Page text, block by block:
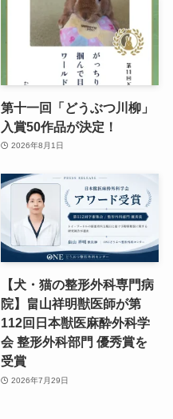
第十一回「どうぶつ川柳」
入賞50作品が決定！
2026年8月1日
【犬・猫の整形外科専門病
院】畠山祥明獣医師が第
112回日本獣医麻酔外科学
会 整形外科部門 優秀賞を
受賞
2026年7月29日